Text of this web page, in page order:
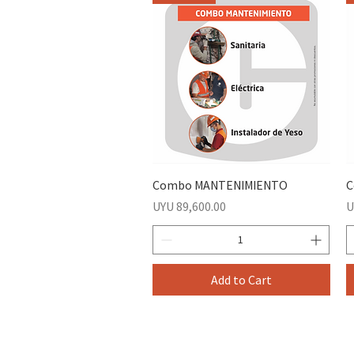
Combo MANTENIMIENTO
Price
UYU 89,600.00
Add to Cart